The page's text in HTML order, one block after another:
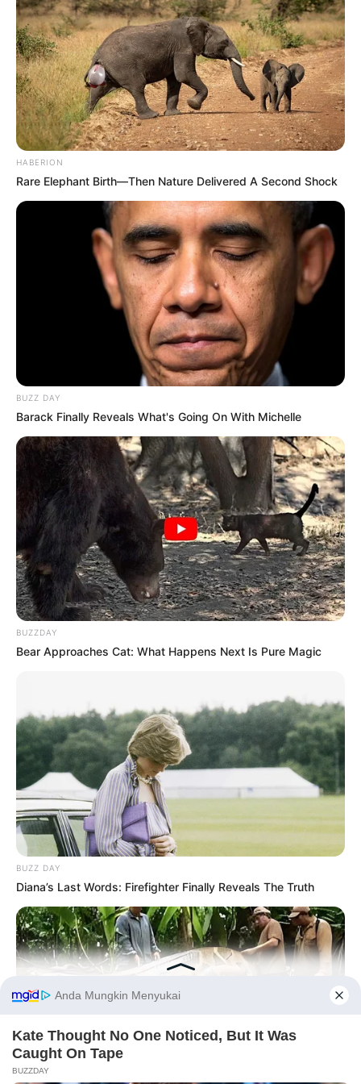
10 Pose Manekin Anti
Mainstream yang Konyol
Banget
8 Kata Lucu Seputar Malam
Minggu ala Jomblo yang Bikin
10 Desain Kanopi Tempat
Tidur, Serasa Beristirahat di
Kamar Raja
Tampil Lebih Modern, 7 Potret
Hasil Renovasi Rumah Berusia
90 Tahun
HABERION
Rare Elephant Birth—Then Nature Delivered A Second Shock
BUZZ DAY
Barack Finally Reveals What's Going On With Michelle
BUZZDAY
Bear Approaches Cat: What Happens Next Is Pure Magic
BUZZ DAY
Diana’s Last Words: Firefighter Finally Reveals The Truth
Before You Go